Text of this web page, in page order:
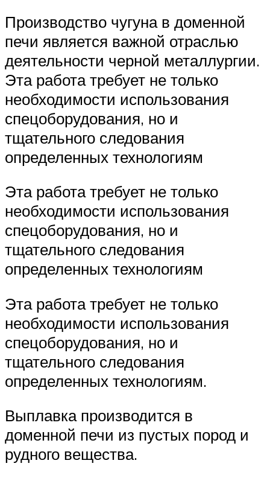
Производство чугуна в доменной
печи является важной отраслью
деятельности черной металлургии.
Эта работа требует не только
необходимости использования
спецоборудования, но и
тщательного следования
определенных технологиям
Эта работа требует не только
необходимости использования
спецоборудования, но и
тщательного следования
определенных технологиям
Эта работа требует не только
необходимости использования
спецоборудования, но и
тщательного следования
определенных технологиям.
Выплавка производится в
доменной печи из пустых пород и
рудного вещества.